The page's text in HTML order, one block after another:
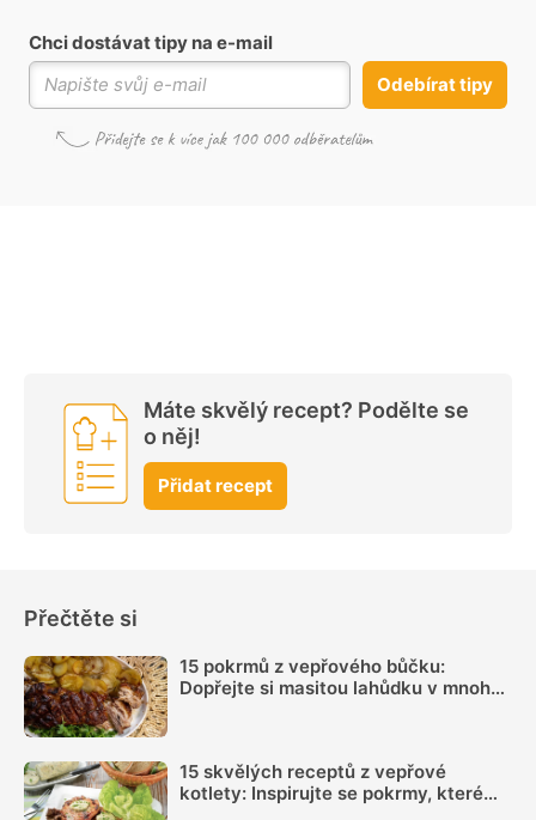
Chci dostávat tipy na e-mail
Odebírat tipy
Máte skvělý recept? Podělte se
o něj!
Přidat recept
Přečtěte si
15 pokrmů z vepřového bůčku:
Dopřejte si masitou lahůdku v mnoha
15 skvělých receptů z vepřové
kotlety: Inspirujte se pokrmy, které